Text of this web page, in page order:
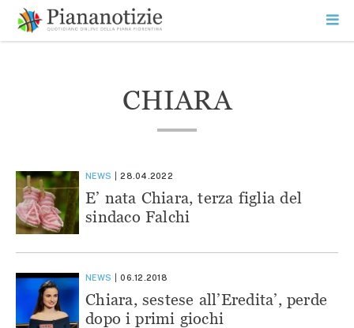
contenuto
SEARCH
CHIARA
NEWS 28.04.2022
E’ nata Chiara, terza figlia del
sindaco Falchi
NEWS 06.12.2018
Chiara, sestese all’Eredita’, perde
dopo i primi giochi